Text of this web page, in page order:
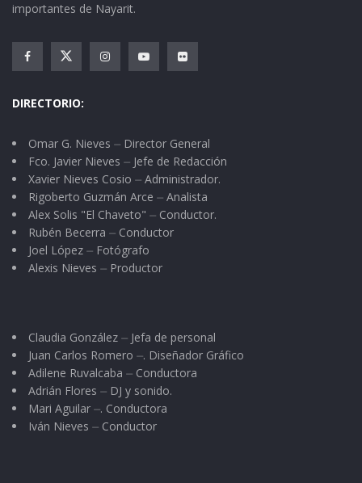
importantes de Nayarit.
DIRECTORIO:
Omar G. Nieves ⏤ Director General
Fco. Javier Nieves ⏤ Jefe de Redacción
Xavier Nieves Cosio ⏤ Administrador.
Rigoberto Guzmán Arce ⏤ Analista
Alex Solis "El Chaveto" ⏤ Conductor.
Rubén Becerra ⏤ Conductor
Joel López ⏤ Fotógrafo
Alexis Nieves ⏤ Productor
Claudia González ⏤ Jefa de personal
Juan Carlos Romero ⏤. Diseñador Gráfico
Adilene Ruvalcaba ⏤ Conductora
Adrián Flores ⏤ DJ y sonido.
Mari Aguilar ⏤. Conductora
Iván Nieves ⏤ Conductor